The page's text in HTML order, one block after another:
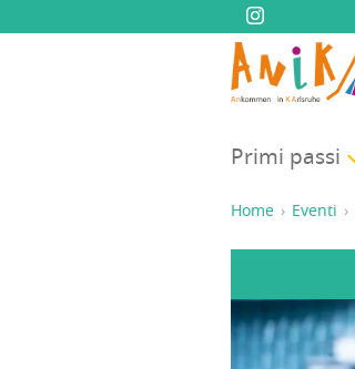
Pri­mi passi
Home Eventi